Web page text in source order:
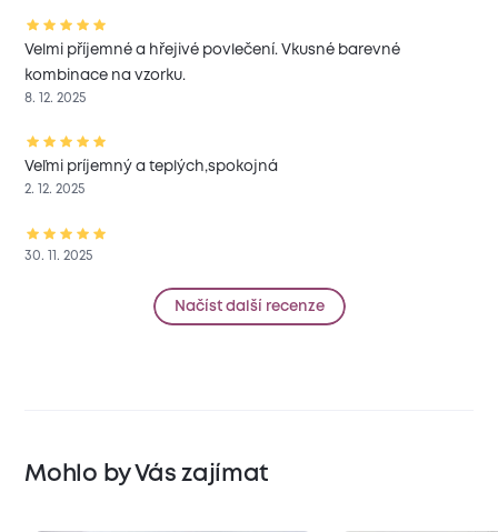
Velmi příjemné a hřejivé povlečení. Vkusné barevné
kombinace na vzorku.
8. 12. 2025
Veľmi príjemný a teplých,spokojná
2. 12. 2025
30. 11. 2025
Načíst další recenze
Mohlo by Vás zajímat